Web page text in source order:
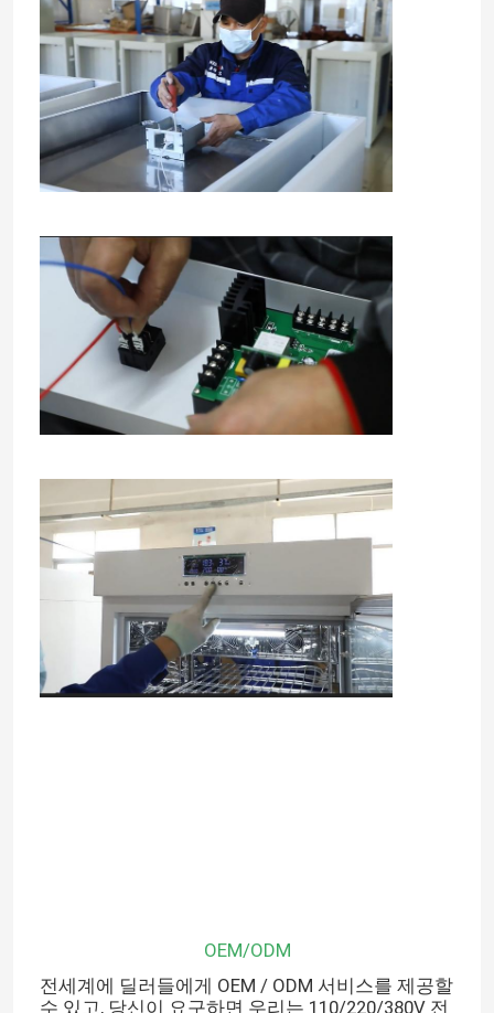
홈
제품 소개
회사 소개
OEM/ODM
전세계에 딜러들에게 OEM / ODM 서비스를 제공할
수 있고, 당신이 요구하면 우리는 110/220/380V 전